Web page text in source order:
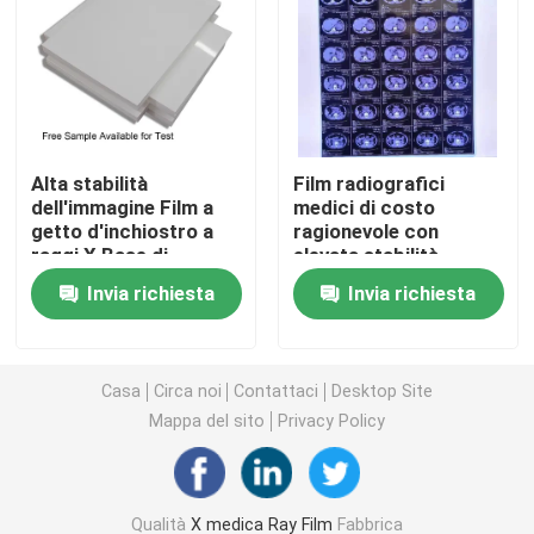
Laser X Ray Film
Film asciutto medico
Lastra radioscopica dell'ANIMALE DOMESTICO
Film della matrice per serigrafia
film termico medico
Alta stabilità
dell'immagine Film a
getto d'inchiostro a
raggi X Base di
pellicola PET Prezzo
ragionevole
Progettato per
industriale
Invia richiesta
Film radiografici
medici di costo
ragionevole con
elevata stabilità
dell'immagine che
forniscono immagini
diagnostiche mediche
Invia richiesta
Casa Circa noi Contattaci
Desktop Site
Mappa del sito
Privacy Policy
Qualità X medica Ray Film Fabbrica